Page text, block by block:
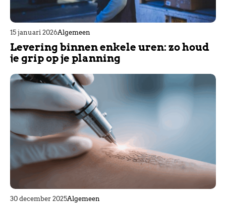
15 januari 2026Algemeen
Levering binnen enkele uren: zo houd
je grip op je planning
30 december 2025Algemeen